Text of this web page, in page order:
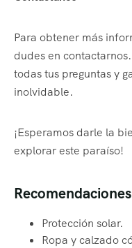
Para obtener más
dudes en
todas tus preguntas y
inolvidable.
¡Esperamos darle la
explorar este paraíso!
Recomendaciones
Protección solar.
Ropa y calzado